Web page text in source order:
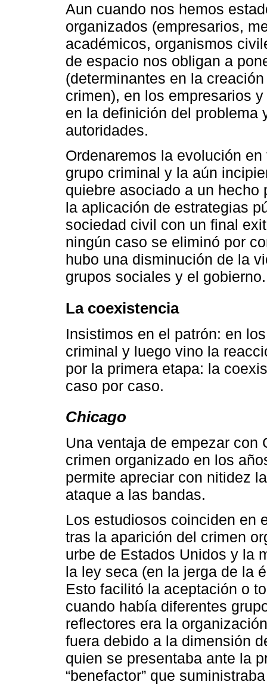
Aun cuando nos hemos
organizados (empresarios,
académicos, organismos
de espacio nos obligan a
(determinantes en la
crimen), en los empresarios
en la definición del problema
autoridades.
Ordenaremos la evolución
grupo criminal y la aún
quiebre asociado a un hecho
la aplicación de estrategias
sociedad civil con un final
ningún caso se eliminó por
hubo una disminución de la
grupos sociales y el gobierno.
La coexistencia
Insistimos en el patrón: en
criminal y luego vino la
por la primera etapa: la
caso por caso.
Chicago
Una ventaja de empezar con
crimen organizado en los
permite apreciar con nitidez
ataque a las bandas.
Los estudiosos coinciden en
tras la aparición del crimen
urbe de Estados Unidos y la
la ley seca (en la jerga de la
Esto facilitó la aceptación o
cuando había diferentes
reflectores era la
fuera debido a la dimensión
quien se presentaba ante la
“benefactor” que